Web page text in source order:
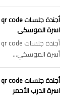
اسرة الموسكى
أسرة الموسكي...
اسرة الدرب الأحمر